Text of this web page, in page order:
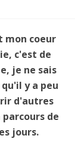
mon coeur
c'est de
je ne sais
y a peu
d'autres
de
jours.